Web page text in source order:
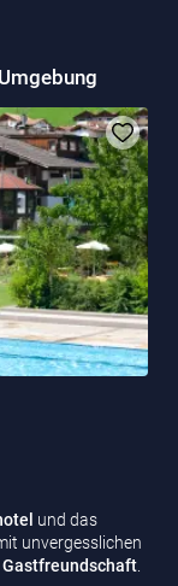
und das
unvergesslichen